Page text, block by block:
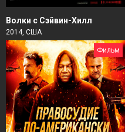
Волки с Сэйвин-Хилл
2014, США
Фильм